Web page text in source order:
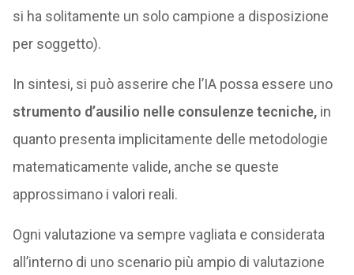
si ha solitamente un solo campione a disposizione
per soggetto).
In sintesi, si può asserire che l’IA possa essere uno
strumento d’ausilio nelle consulenze tecniche,in
quanto presenta implicitamente delle metodologie
matematicamente valide, anche se queste
approssimano i valori reali.
Ogni valutazione va sempre vagliata e considerata
all’interno di uno scenario più ampio di valutazione